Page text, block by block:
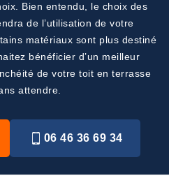
Bien entendu, le choix des
de l’utilisation de votre
matériaux sont plus destiné
bénéficier d’un meilleur
de votre toit en terrasse
attendre.
06 46 36 69 34